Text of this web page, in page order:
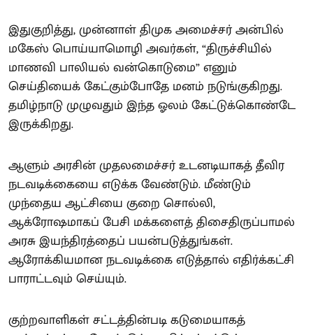
இதுகுறித்து, முன்னாள் திமுக அமைச்சர் அன்பில்
மகேஸ் பொய்யாமொழி அவர்கள், “திருச்சியில்
மாணவி பாலியல் வன்கொடுமை” எனும்
செய்தியைக் கேட்கும்போதே மனம் நடுங்குகிறது.
தமிழ்நாடு முழுவதும் இந்த ஓலம் கேட்டுக்கொண்டே
இருக்கிறது.
ஆளும் அரசின் முதலமைச்சர் உடனடியாகத் தீவிர
நடவடிக்கையை எடுக்க வேண்டும். மீண்டும்
முந்தைய ஆட்சியை குறை சொல்லி,
ஆக்ரோஷமாகப் பேசி மக்களைத் திசைதிருப்பாமல்
அரசு இயந்திரத்தைப் பயன்படுத்துங்கள்.
ஆரோக்கியமான நடவடிக்கை எடுத்தால் எதிர்க்கட்சி
பாராட்டவும் செய்யும்.
குற்றவாளிகள் சட்டத்தின்படி கடுமையாகத்